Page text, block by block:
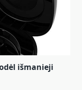
išmanieji